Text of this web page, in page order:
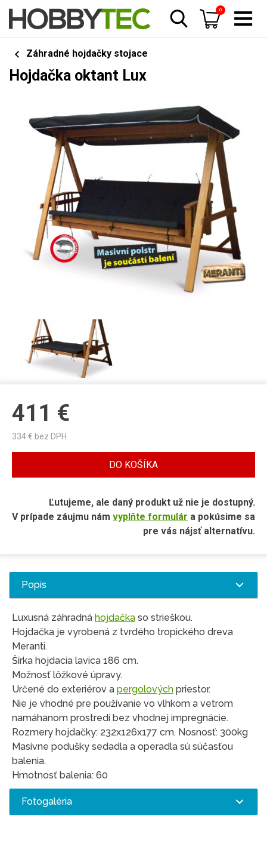
0
Záhradné hojdačky stojace
Hojdačka oktant Lux
411 €
334€ bez DPH
DO KOŠÍKA
Ľutujeme, ale daný produkt už nie je dostupný.
V prípade záujmu nám vyplňte formulár a pokúsime sa
pre vás nájsť alternatívu.
Popis
Luxusná záhradná hojdačka so strieškou.
Hojdačka je vyrobená z tvrdého tropického dreva
Meranti.
Šírka hojdacia lavica 186 cm.
Možnosť lôžkové úpravy.
Určené do exteriérov a pergolových priestor.
Nie je vhodné pre používanie vo vlhkom a vetrom
namáhanom prostredí bez vhodnej impregnácie.
Rozmery hojdačky: 232x126x177 cm. Nosnosť: 300kg
Masívne podušky sedadla a operadla sú súčasťou
balenia.
Hmotnosť balenia: 60
Fotogaléria